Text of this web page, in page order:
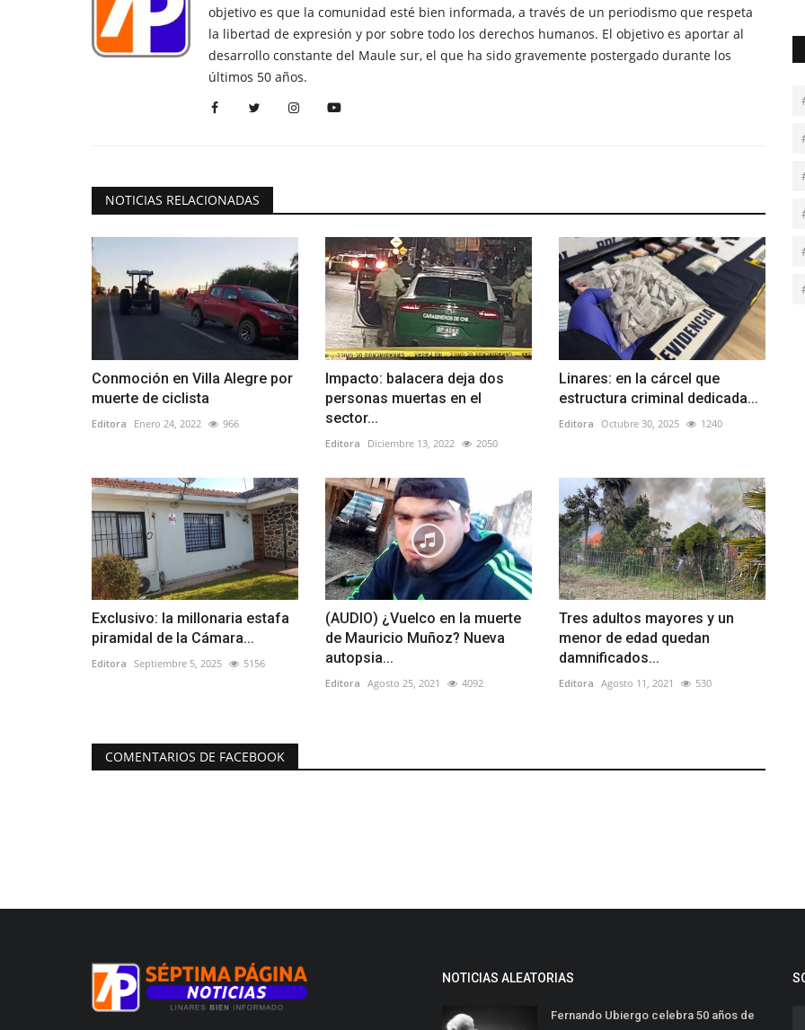
objetivo es que la comunidad esté bien informada, a través de un periodismo que respeta
la libertad de expresión y por sobre todo los derechos humanos. El objetivo es aportar al
desarrollo constante del Maule sur, el que ha sido gravemente postergado durante los
últimos 50 años.
NOTICIAS RELACIONADAS
Conmoción en Villa Alegre por
muerte de ciclista
Editora Enero 24, 2022 966
Impacto: balacera deja dos
personas muertas en el
sector...
Editora Diciembre 13, 2022 2050
Linares: en la cárcel que
estructura criminal dedicada...
Editora Octubre 30, 2025 1240
Exclusivo: la millonaria estafa
piramidal de la Cámara...
Editora Septiembre 5, 2025 5156
(AUDIO) ¿Vuelco en la muerte
de Mauricio Muñoz? Nueva
autopsia...
Editora Agosto 25, 2021 4092
Tres adultos mayores y un
menor de edad quedan
damnificados...
Editora Agosto 11, 2021 530
COMENTARIOS DE FACEBOOK
NOTICIAS ALEATORIAS
Fernando Ubiergo celebra 50 años de